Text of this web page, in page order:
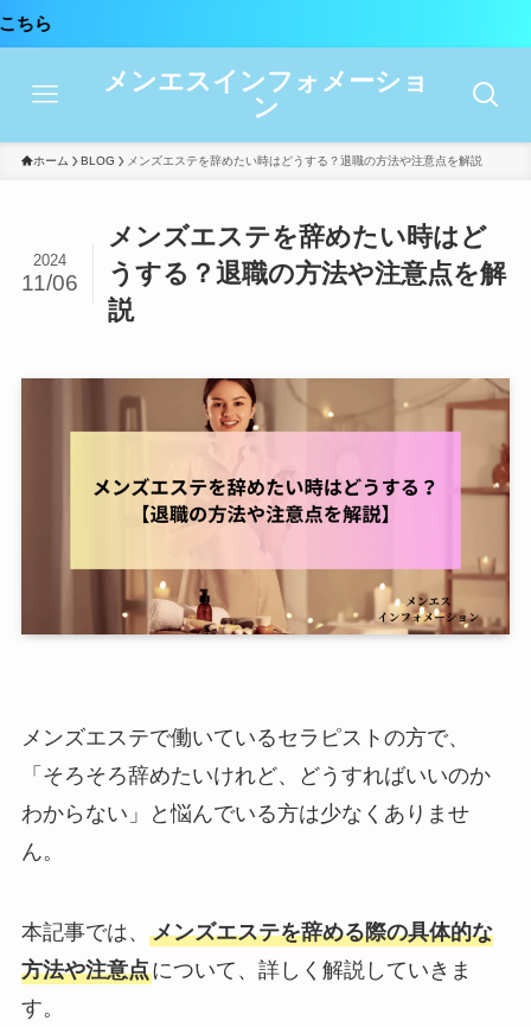
メンエスインフォメーショ
ン
ホーム BLOG メンズエステを辞めたい時はどうする？退職の方法や注意点を解説
メンズエステを辞めたい時はど
うする？退職の方法や注意点を解
説
2024
11/06
メンズエステで働いているセラピストの方で、
「そろそろ辞めたいけれど、どうすればいいのか
わからない」と悩んでいる方は少なくありませ
ん。
本記事では、 メンズエステを辞める際の具体的な
方法や注意点について、詳しく解説していきま
す。